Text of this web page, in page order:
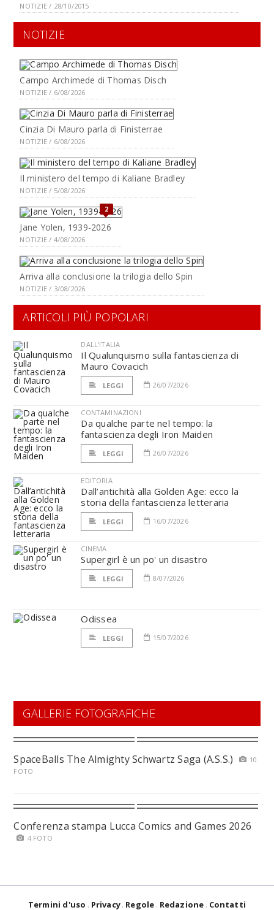
NOTIZIE / 28/10/2015
NOTIZIE
Campo Archimede di Thomas Disch
NOTIZIE / 6/08/2026
Cinzia Di Mauro parla di Finisterrae
NOTIZIE / 6/08/2026
Il ministero del tempo di Kaliane Bradley
NOTIZIE / 5/08/2026
2
Jane Yolen, 1939-2026
NOTIZIE / 4/08/2026
Arriva alla conclusione la trilogia dello Spin
NOTIZIE / 3/08/2026
ARTICOLI PIÙ POPOLARI
DALL'ITALIA
Il Qualunquismo sulla fantascienza di
Mauro Covacich
LEGGI 26/07/2026
CONTAMINAZIONI
Da qualche parte nel tempo: la
fantascienza degli Iron Maiden
LEGGI 26/07/2026
EDITORIA
Dall’antichità alla Golden Age: ecco la
storia della fantascienza letteraria
LEGGI 16/07/2026
CINEMA
Supergirl è un po' un disastro
LEGGI 8/07/2026
Odissea
LEGGI 15/07/2026
GALLERIE FOTOGRAFICHE
SpaceBalls The Almighty Schwartz Saga (A.S.S.)
10
FOTO
Conferenza stampa Lucca Comics and Games 2026
4 FOTO
Termini d'uso Privacy Regole Redazione Contatti